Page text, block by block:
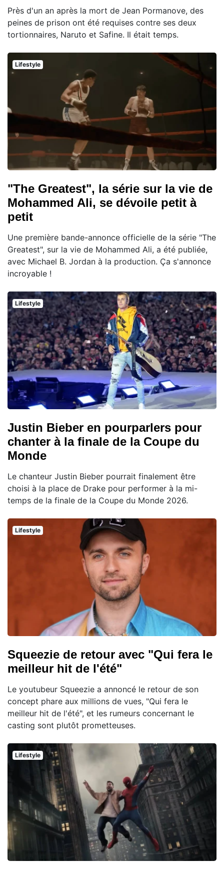
Près d'un an après la mort de Jean Pormanove, des
peines de prison ont été requises contre ses deux
tortionnaires, Naruto et Safine. Il était temps.
Lifestyle
"The Greatest", la série sur la vie de
Mohammed Ali, se dévoile petit à
petit
Une première bande-annonce officielle de la série "The
Greatest", sur la vie de Mohammed Ali, a été publiée,
avec Michael B. Jordan à la production. Ça s'annonce
incroyable !
Lifestyle
Justin Bieber en pourparlers pour
chanter à la finale de la Coupe du
Monde
Le chanteur Justin Bieber pourrait finalement être
choisi à la place de Drake pour performer à la mi-
temps de la finale de la Coupe du Monde 2026.
Lifestyle
Squeezie de retour avec "Qui fera le
meilleur hit de l'été"
Le youtubeur Squeezie a annoncé le retour de son
concept phare aux millions de vues, "Qui fera le
meilleur hit de l'été", et les rumeurs concernant le
casting sont plutôt prometteuses.
Lifestyle